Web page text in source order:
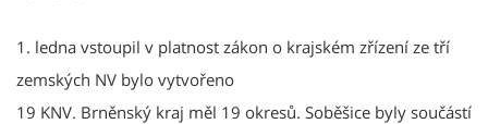
1. ledna vstoupil v platnost zákon o krajském zřízení ze tří
zemských NV bylo vytvořeno
19 KNV. Brněnský kraj měl 19 okresů. Soběšice byly součástí